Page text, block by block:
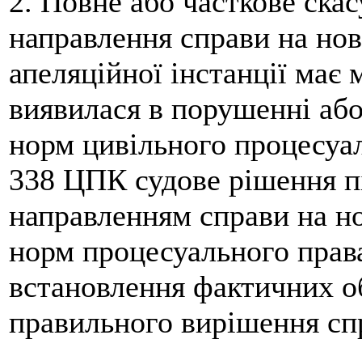
направлення справи на
апеляційної інстанції
виявилася в порушенні
норм цивільного
338 ЦПК судове рішення
направленням справи на
норм процесуального
встановлення фактичних
правильного вирішення